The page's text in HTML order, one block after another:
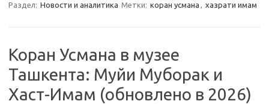
Раздел: Новости и аналитика Метки: коран усмана , хазрати имам
Коран Усмана в музее
Ташкента: Муйи Муборак и
Хаст-Имам (обновлено в 2026)